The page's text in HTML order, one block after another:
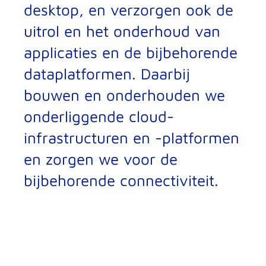
desktop, en verzorgen ook de
uitrol en het onderhoud van
applicaties en de bijbehorende
dataplatformen. Daarbij
bouwen en onderhouden we
onderliggende cloud-
infrastructuren en -platformen
en zorgen we voor de
bijbehorende connectiviteit.